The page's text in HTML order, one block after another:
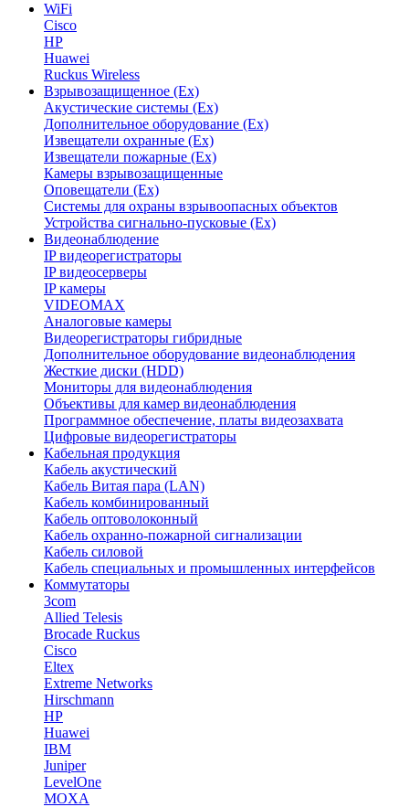
WiFi
Cisco
HP
Huawei
Ruckus Wireless
Взрывозащищенное (Ex)
Акустические системы (Ex)
Дополнительное оборудование (Ex)
Извещатели охранные (Ex)
Извещатели пожарные (Ex)
Камеры взрывозащищенные
Оповещатели (Ex)
Системы для охраны взрывоопасных объектов
Устройства сигнально-пусковые (Ex)
Видеонаблюдение
IP видеорегистраторы
IP видеосерверы
IP камеры
VIDEOMAX
Аналоговые камеры
Видеорегистраторы гибридные
Дополнительное оборудование видеонаблюдения
Жесткие диски (HDD)
Мониторы для видеонаблюдения
Объективы для камер видеонаблюдения
Программное обеспечение, платы видеозахвата
Цифровые видеорегистраторы
Кабельная продукция
Кабель акустический
Кабель Витая пара (LAN)
Кабель комбинированный
Кабель оптоволоконный
Кабель охранно-пожарной сигнализации
Кабель силовой
Кабель специальных и промышленных интерфейсов
Коммутаторы
3com
Allied Telesis
Brocade Ruckus
Cisco
Eltex
Extreme Networks
Hirschmann
HP
Huawei
IBM
Juniper
LevelOne
MOXA